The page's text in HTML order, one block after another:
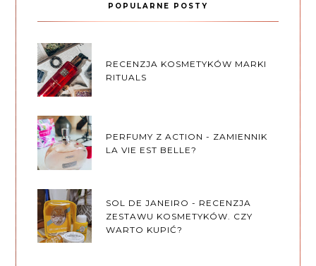
POPULARNE POSTY
RECENZJA KOSMETYKÓW MARKI
RITUALS
PERFUMY Z ACTION - ZAMIENNIK
LA VIE EST BELLE?
SOL DE JANEIRO - RECENZJA
ZESTAWU KOSMETYKÓW. CZY
WARTO KUPIĆ?